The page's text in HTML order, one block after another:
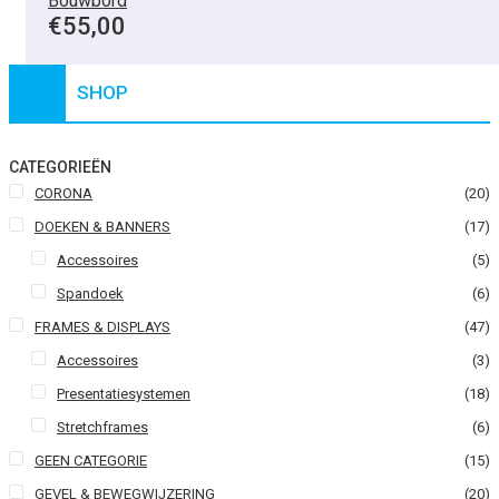
€55,00
SHOP
CATEGORIEËN
CORONA
(20)
DOEKEN & BANNERS
(17)
Accessoires
(5)
Spandoek
(6)
FRAMES & DISPLAYS
(47)
Accessoires
(3)
Presentatiesystemen
(18)
Stretchframes
(6)
GEEN CATEGORIE
(15)
GEVEL & BEWEGWIJZERING
(20)